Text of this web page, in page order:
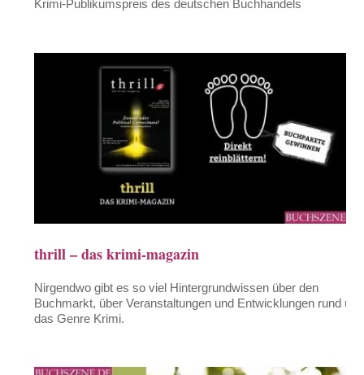
Krimi-Publikumspreis des deutschen Buchhandels
thrill – das krimi-magazin
Nirgendwo gibt es so viel Hintergrundwissen über den
Buchmarkt, über Veranstaltungen und Entwicklungen rund um
das Genre Krimi.